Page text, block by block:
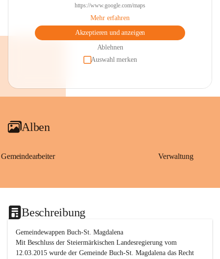
https://www.google.com/maps
Mehr erfahren
Akzeptieren und anzeigen
Ablehnen
Auswahl merken
Alben
Gemeindearbeiter Verwaltung
Beschreibung
Gemeindewappen Buch-St. Magdalena
Mit Beschluss der Steiermärkischen Landesregierung vom
12.03.2015 wurde der Gemeinde Buch-St. Magdalena das Recht